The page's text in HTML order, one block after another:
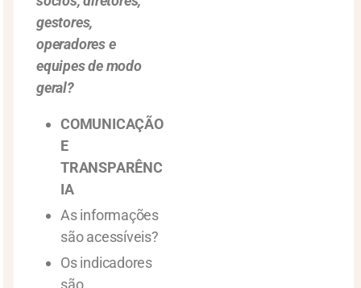
gestores,
operadores e
equipes de modo
geral?
COMUNICAÇÃO
E
TRANSPARÊNC
IA
As informações
são acessíveis?
Os indicadores
são